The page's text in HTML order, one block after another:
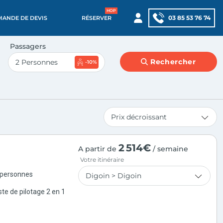
DE DEVIS RÉSERVER 03 85 53 76 74
Passagers
-10% Rechercher
de pilotage 2 en 1
A partir de 2 514€/ semaine
Votre itinéraire